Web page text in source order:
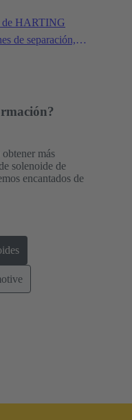
de HARTING
de separación,
eficiente en una
más
solenoide de
encantados de